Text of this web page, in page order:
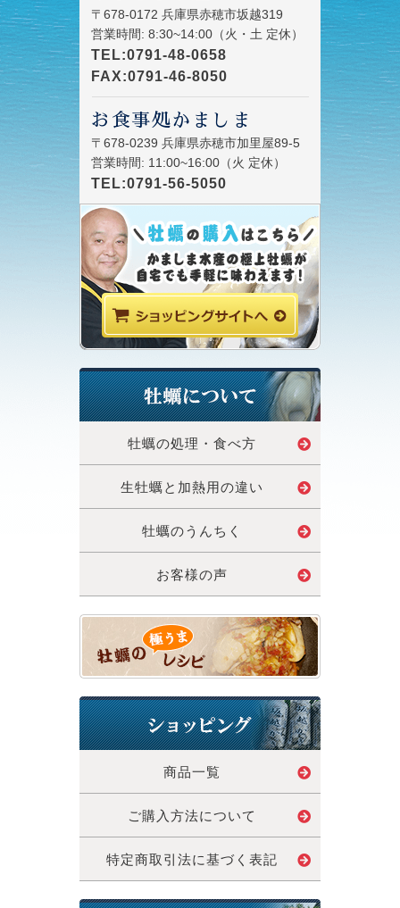
〒678-0172 兵庫県赤穂市坂越319
営業時間: 8:30~14:00（火・土 定休）
TEL:0791-48-0658
FAX:0791-46-8050
お食事処かましま
〒678-0239 兵庫県赤穂市加里屋89-5
営業時間: 11:00~16:00（火 定休）
TEL:0791-56-5050
牡蠣の処理・食べ方
生牡蠣と加熱用の違い
牡蠣のうんちく
お客様の声
商品一覧
ご購入方法について
特定商取引法に基づく表記